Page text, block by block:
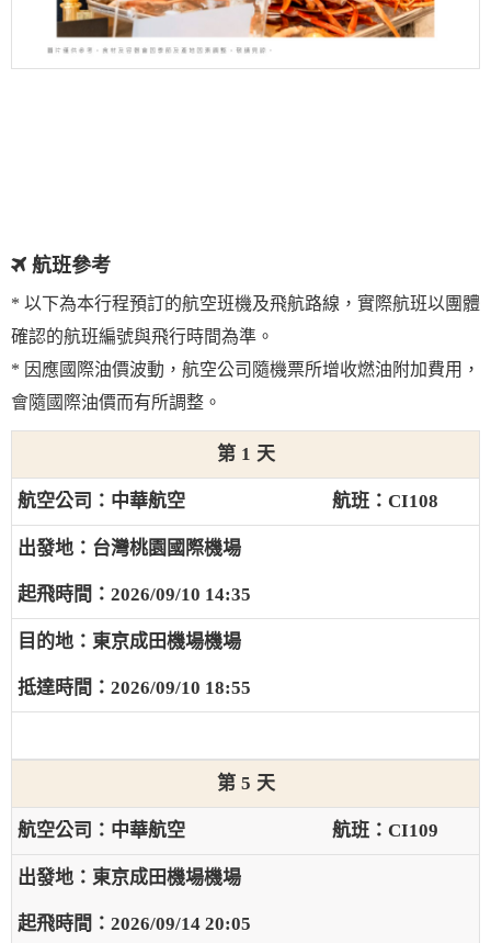
航班參考
* 以下為本行程預訂的航空班機及飛航路線，實際航班以團體
確認的航班編號與飛行時間為準。
* 因應國際油價波動，航空公司隨機票所增收燃油附加費用，
會隨國際油價而有所調整。
1
中華航空 CI108
台灣桃園國際機場
2026/09/10 14:35
東京成田機場機場
2026/09/10 18:55
5
中華航空 CI109
東京成田機場機場
2026/09/14 20:05